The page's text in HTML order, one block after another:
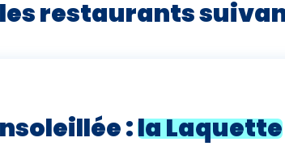
restaurants
:la Laquette